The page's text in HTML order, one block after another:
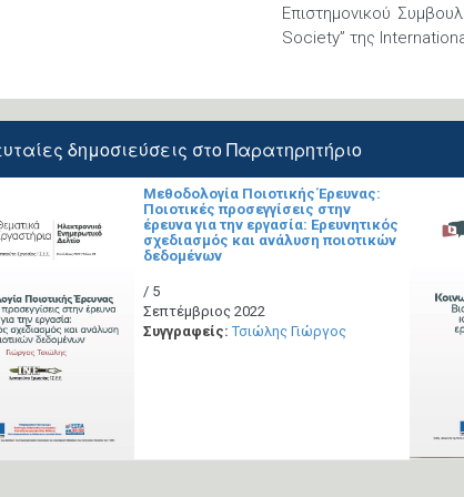
Επιστημονικού
Society” της
δημοσιεύσεις στο Παρατηρητήριο
Μεθοδολογία Ποιοτικής Έρευνας:
Ποιοτικές προσεγγίσεις στην
έρευνα για την εργασία: Ερευνητικός
σχεδιασμός και ανάλυση ποιοτικών
δεδομένων
/ 5
Σεπτέμβριος 2022
Συγγραφείς: Τσιώλης Γιώργος